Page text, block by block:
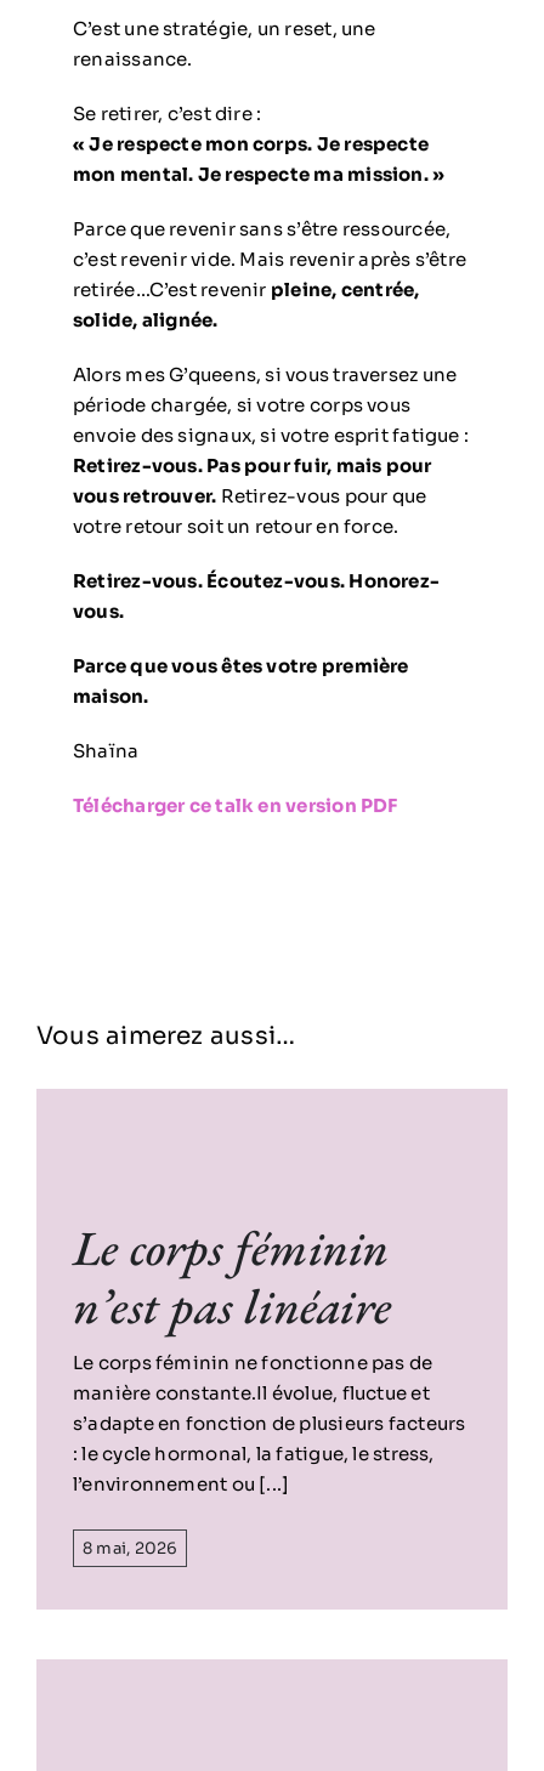
C’est une stratégie, un reset, une
renaissance.
Se retirer, c’est dire :
« Je respecte mon corps. Je respecte
mon mental. Je respecte ma mission. »
Parce que revenir sans s’être ressourcée,
c’est revenir vide. Mais revenir après s’être
retirée…C’est revenir pleine, centrée,
solide, alignée.
Alors mes G’queens, si vous traversez une
période chargée, si votre corps vous
envoie des signaux, si votre esprit fatigue :
Retirez-vous. Pas pour fuir, mais pour
vous retrouver. Retirez-vous pour que
votre retour soit un retour en force.
Retirez-vous. Écoutez-vous. Honorez-
vous.
Parce que vous êtes votre première
maison.
Shaïna
Télécharger ce talk en version PDF
Vous aimerez aussi…
Le corps féminin
n’est pas linéaire
Le corps féminin ne fonctionne pas de
manière constante.Il évolue, fluctue et
s’adapte en fonction de plusieurs facteurs
: le cycle hormonal, la fatigue, le stress,
l’environnement ou [...]
8 mai, 2026